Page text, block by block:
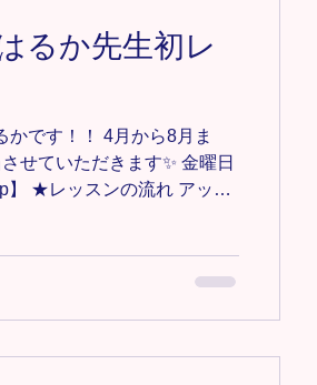
#埼玉HIPHOP #大和田ダン
区ダンス #見沼区キッズダ
るか先生初レ
です！！ 4月から8月ま
せていただきます✨ 金曜日
】 ★レッスンの流れ アッ
ました☺️ 来週振付続きま